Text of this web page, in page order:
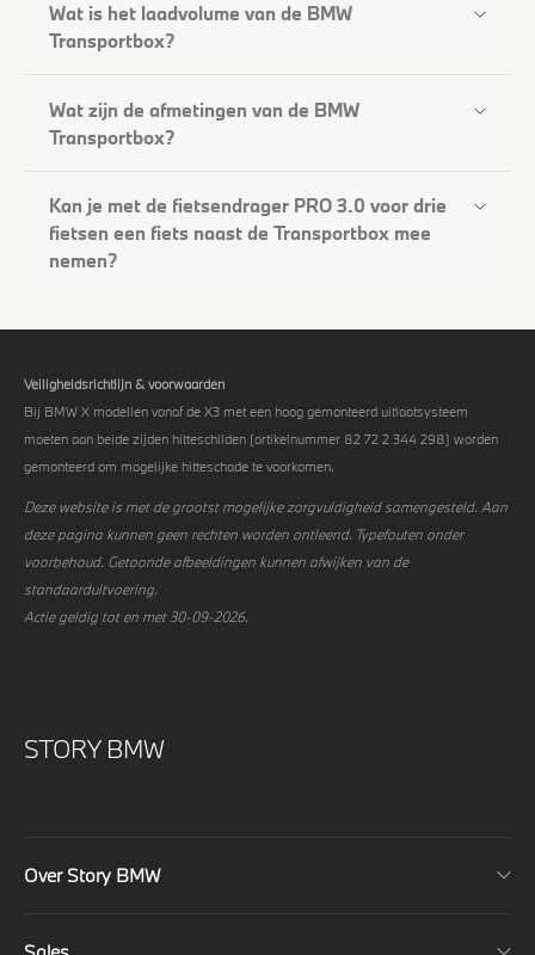
Wat is het laadvolume van de BMW
Transportbox?
Wat zijn de afmetingen van de BMW
Transportbox?
Kan je met de fietsendrager PRO 3.0 voor drie
fietsen een fiets naast de Transportbox mee
nemen?
Veiligheidsrichtlijn & voorwaarden
Bij BMW X modellen vanaf de X3 met een hoog gemonteerd uitlaatsysteem
moeten aan beide zijden hitteschilden (artikelnummer 82 72 2 344 298) worden
gemonteerd om mogelijke hitteschade te voorkomen.
Deze website is met de grootst mogelijke zorgvuldigheid samengesteld. Aan
deze pagina kunnen geen rechten worden ontleend. Typefouten onder
voorbehoud. Getoonde afbeeldingen kunnen afwijken van de
standaarduitvoering.
Actie geldig tot en met 30-09-2026.
STORY BMW
Over Story BMW